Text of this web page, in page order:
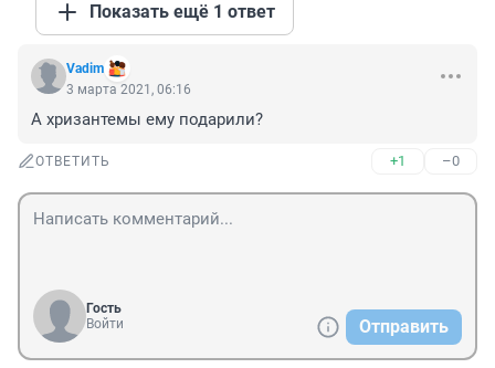
Показать ещё 1 ответ
Vadim
3 марта 2021, 06:16
А хризантемы ему подарили?
ОТВЕТИТЬ +1 –0
Гость
Войти
Отправить